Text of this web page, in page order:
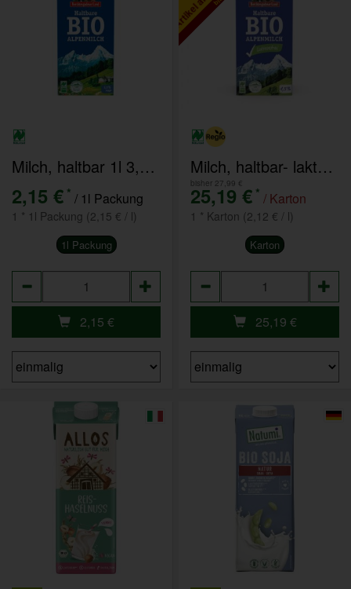
Milch, haltbar 1l 3,5 %
2,15 € * / 1l Packung
1 * 1l Packung (2,15 € / l)
1l Packung
2,15 €
Milch, haltbar- laktosefrei 12x1l 1,5%
bisher 27,99 €
25,19 € * / Karton
1 * Karton (2,12 € / l)
Karton
25,19 €